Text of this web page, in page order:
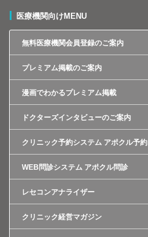
医療機関向けMENU
無料医療機関会員登録のご案内
プレミアム掲載のご案内
漫画でわかるプレミアム掲載
ドクターズインタビューのご案内
クリニック予約システム アポクル予約
WEB問診システム アポクル問診
レセコンアナライザー
クリニック経営マガジン